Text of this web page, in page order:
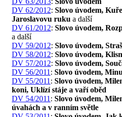
DV 62/2012: Slovo úvodem,
Jaroslavovu ruku a další
DV 61/2012: Slovo úvodem,
a další
DV 59/2012: Slovo úvodem,
DV 58/2012: Slovo úvodem,
DV 57/2012: Slovo úvodem,
DV 56/2011 : Slovo úvodem,
DV 55/2011 : Slovo úvodem,
koni, Uklízí stáje a vaří oběd
DV 54/2011 : Slovo úvodem,
úvahách a v ranním světle